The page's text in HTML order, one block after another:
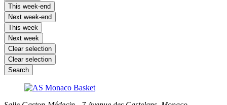
This week-end
Next week-end
This week
Next week
Clear selection
Clear selection
Search